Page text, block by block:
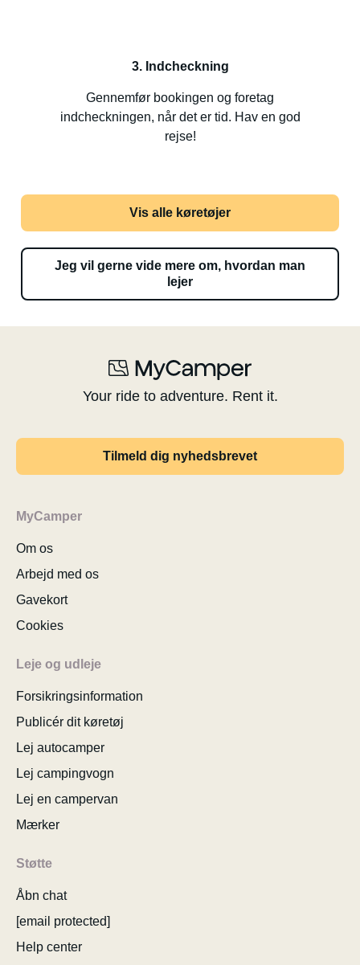
3. Indcheckning
Gennemfør bookingen og foretag
indcheckningen, når det er tid. Hav en god
rejse!
Vis alle køretøjer
Jeg vil gerne vide mere om, hvordan man
lejer
Your ride to adventure. Rent it.
Tilmeld dig nyhedsbrevet
MyCamper
Om os
Arbejd med os
Gavekort
Cookies
Leje og udleje
Forsikringsinformation
Publicér dit køretøj
Lej autocamper
Lej campingvogn
Lej en campervan
Mærker
Støtte
Åbn chat
[email protected]
Help center